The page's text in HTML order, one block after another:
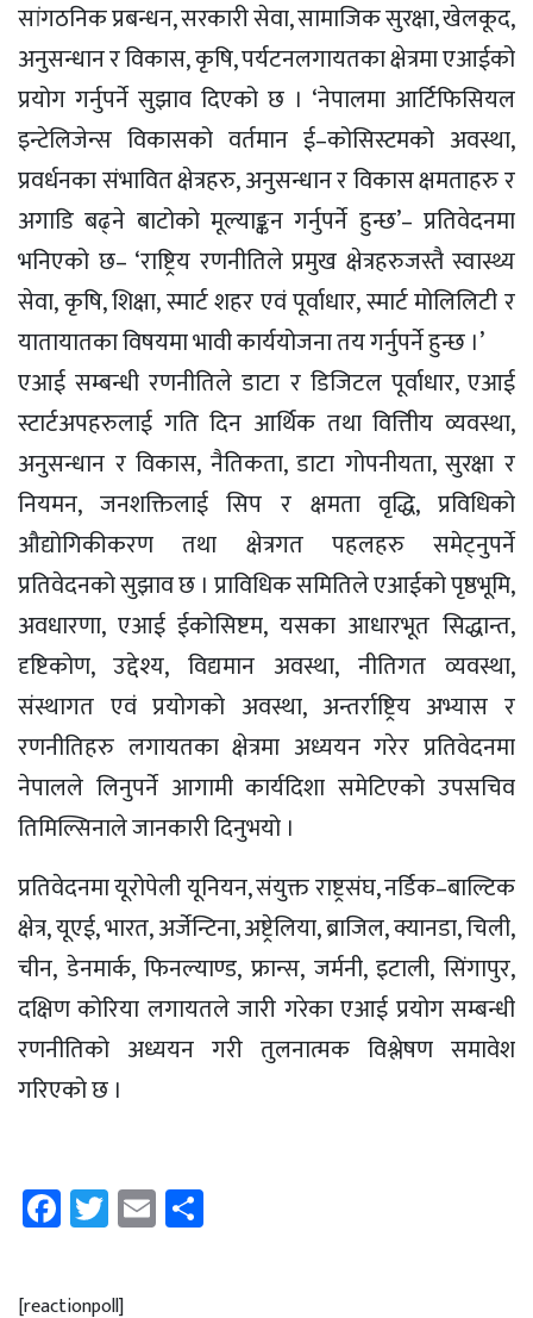
सांगठनिक प्रबन्धन, सरकारी सेवा, सामाजिक सुरक्षा, खेलकूद,
अनुसन्धान र विकास, कृषि, पर्यटनलगायतका क्षेत्रमा एआईको
प्रयोग गर्नुपर्ने सुझाव दिएको छ । ‘नेपालमा आर्टिफिसियल
इन्टेलिजेन्स विकासको वर्तमान ई–कोसिस्टमको अवस्था,
प्रवर्धनका संभावित क्षेत्रहरु, अनुसन्धान र विकास क्षमताहरु र
अगाडि बढ्ने बाटोको मूल्याङ्कन गर्नुपर्ने हुन्छ’– प्रतिवेदनमा
भनिएको छ– ‘राष्ट्रिय रणनीतिले प्रमुख क्षेत्रहरुजस्तै स्वास्थ्य
सेवा, कृषि, शिक्षा, स्मार्ट शहर एवं पूर्वाधार, स्मार्ट मोलिलिटी र
यातायातका विषयमा भावी कार्ययोजना तय गर्नुपर्ने हुन्छ ।’
एआई सम्बन्धी रणनीतिले डाटा र डिजिटल पूर्वाधार, एआई
स्टार्टअपहरुलाई गति दिन आर्थिक तथा वित्तिीय व्यवस्था,
अनुसन्धान र विकास, नैतिकता, डाटा गोपनीयता, सुरक्षा र
नियमन, जनशक्तिलाई सिप र क्षमता वृद्धि, प्रविधिको
औद्योगिकीकरण तथा क्षेत्रगत पहलहरु समेट्नुपर्ने
प्रतिवेदनको सुझाव छ । प्राविधिक समितिले एआईको पृष्ठभूमि,
अवधारणा, एआई ईकोसिष्टम, यसका आधारभूत सिद्धान्त,
दृष्टिकोण, उद्देश्य, विद्यमान अवस्था, नीतिगत व्यवस्था,
संस्थागत एवं प्रयोगको अवस्था, अन्तर्राष्ट्रिय अभ्यास र
रणनीतिहरु लगायतका क्षेत्रमा अध्ययन गरेर प्रतिवेदनमा
नेपालले लिनुपर्ने आगामी कार्यदिशा समेटिएको उपसचिव
तिमिल्सिनाले जानकारी दिनुभयो ।
प्रतिवेदनमा यूरोपेली यूनियन, संयुक्त राष्ट्रसंघ, नर्डिक–बाल्टिक
क्षेत्र, यूएई, भारत, अर्जेन्टिना, अष्ट्रेलिया, ब्राजिल, क्यानडा, चिली,
चीन, डेनमार्क, फिनल्याण्ड, फ्रान्स, जर्मनी, इटाली, सिंगापुर,
दक्षिण कोरिया लगायतले जारी गरेका एआई प्रयोग सम्बन्धी
रणनीतिको अध्ययन गरी तुलनात्मक विश्लेषण समावेश
गरिएको छ ।
Facebook
Twitter
Email
[reactionpoll]